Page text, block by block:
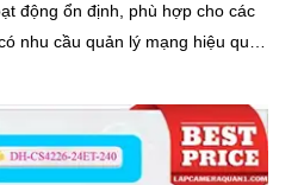
động ổn định, phù hợp cho các
nhu cầu quản lý mạng hiệu quả.
đến 68Gbps